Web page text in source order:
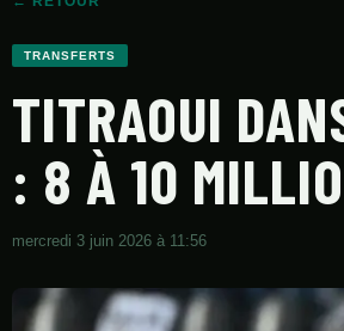
TRANSFERTS
TITRAOUI
: 8 À 10
mercredi 3 juin 2026 à 11:56